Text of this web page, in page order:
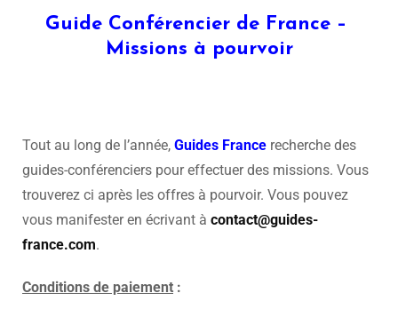
Guide Conférencier de France –
Missions à pourvoir
Tout au long de l’année, Guides France recherche des
guides-conférenciers pour effectuer des missions. Vous
trouverez ci après les offres à pourvoir. Vous pouvez
vous manifester en écrivant à contact@guides-
france.com.
Conditions de paiement :